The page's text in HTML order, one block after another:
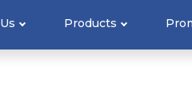
Products